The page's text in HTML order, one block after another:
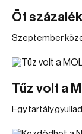
Öt
Szeptember
Tűz volt a
Egy tartály